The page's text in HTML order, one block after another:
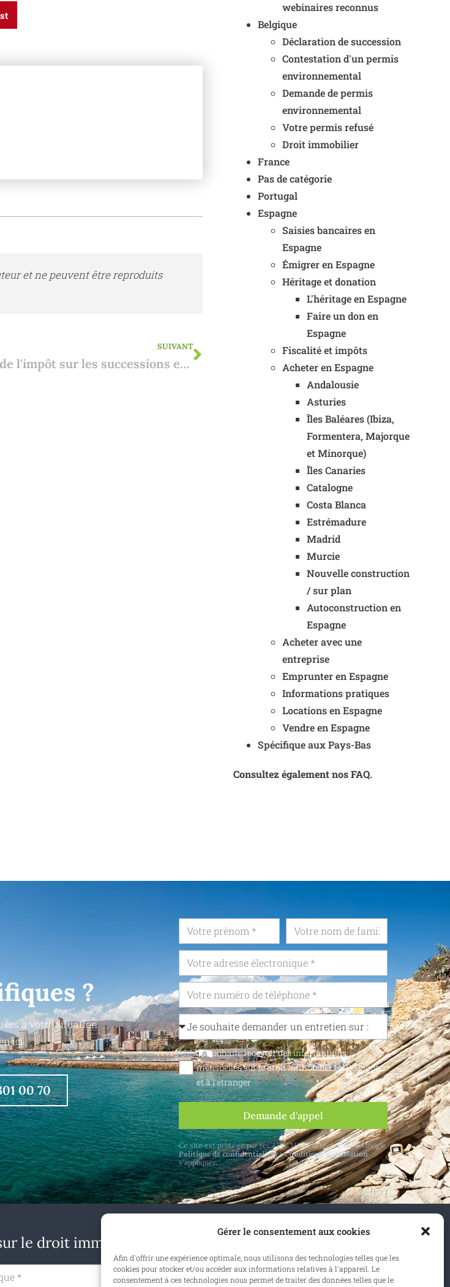
Gérer le consentement aux cookies
Afin d'offrir une expérience optimale, nous utilisons des technologies telles que les
cookies pour stocker et/ou accéder aux informations relatives à l'appareil. Le
consentement à ces technologies nous permet de traiter des données telles que le
et ne peuvent être reproduits
SUIVANT
Diminution de l'impôt sur les successions et les donations au Costa Blanca
webinaires reconnus
Belgique
Déclaration de succession
Contestation d'un permis
environnemental
Demande de permis
environnemental
Votre permis refusé
Droit immobilier
France
Pas de catégorie
Portugal
Espagne
Saisies bancaires en
Espagne
Émigrer en Espagne
Héritage et donation
L'héritage en Espagne
Faire un don en
Espagne
Fiscalité et impôts
Acheter en Espagne
Andalousie
Asturies
Îles Baléares (Ibiza,
Formentera, Majorque
et Minorque)
Îles Canaries
Catalogne
Costa Blanca
Estrémadure
Madrid
Murcie
Nouvelle construction
/ sur plan
Autoconstruction en
Espagne
Acheter avec une
entreprise
Emprunter en Espagne
Informations pratiques
Locations en Espagne
Vendre en Espagne
Spécifique aux Pays-Bas
Consultez également nos FAQ.
?
à votre situation
ici.
00 70
Je souhaite recevoir des informations
mensuelles sur le droit immobilier en Belgique
et à l'étranger.
Demande d'appel
Ce site est protégé par reCAPTCHA et la technologie Google
Politique de confidentialitéetConditions d'utilisation
s'appliquer.
le droit immobilier en Belgique et à l'étranger.
S'abonner